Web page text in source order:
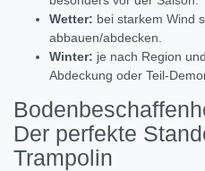
Wetter: bei starkem Wind
abbauen/abdecken.
Winter: je nach Region
Abdeckung oder Teil-
Der perfekte
Trampolin